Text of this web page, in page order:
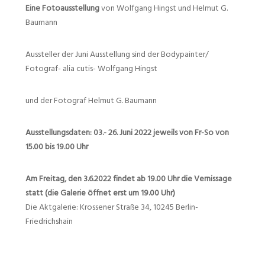
Eine Fotoausstellungvon Wolfgang Hingst und Helmut G.
Baumann
Aussteller der Juni Ausstellung sind der Bodypainter/
Fotograf- alia cutis- Wolfgang Hingst
und der Fotograf Helmut G. Baumann
Ausstellungsdaten: 03.- 26. Juni 2022 jeweils von Fr-So von
15.00 bis 19.00 Uhr
Am Freitag, den 3.6.2022 findet ab 19.00 Uhr die Vernissage
statt (die Galerie öffnet erst um 19.00 Uhr)
Die Aktgalerie: Krossener Straße 34, 10245 Berlin-
Friedrichshain